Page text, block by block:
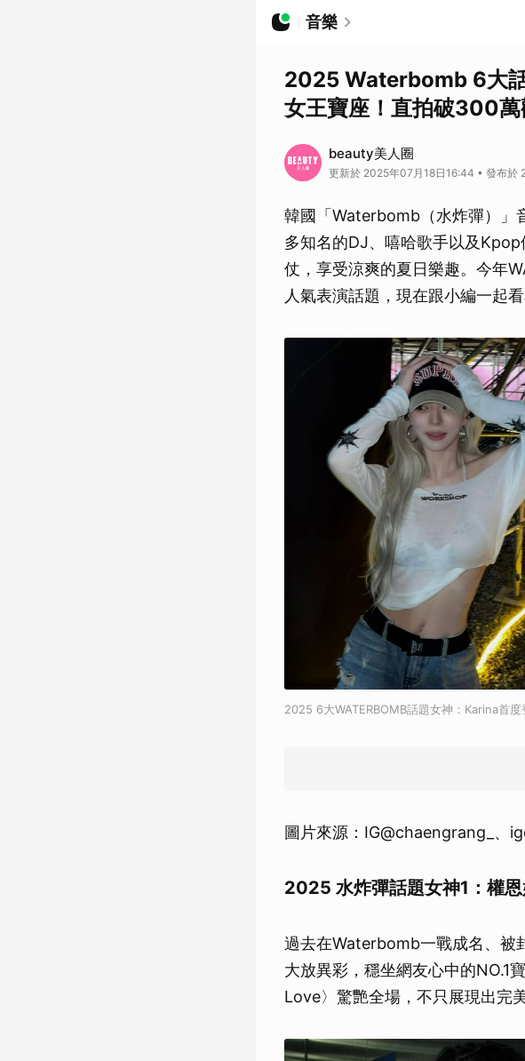
音樂
2025 Waterbomb 6大
女王寶座！直拍破300萬
beauty美人圈
更新於 2025年07月18日16:44 • 發布於
韓國「Waterbomb（水炸彈）」
多知名的DJ、嘻哈歌手以及
仗，享受涼爽的夏日樂趣。今年
人氣表演話題，現在跟小編一起
2025 6大WATERBOMB話題女神：Karina首
圖片來源：IG@chaengrang_、
2025 水炸彈話題女神1：權
過去在Waterbomb一戰成名、被
大放異彩，穩坐網友心中的NO.1
Love〉驚艷全場，不只展現出完